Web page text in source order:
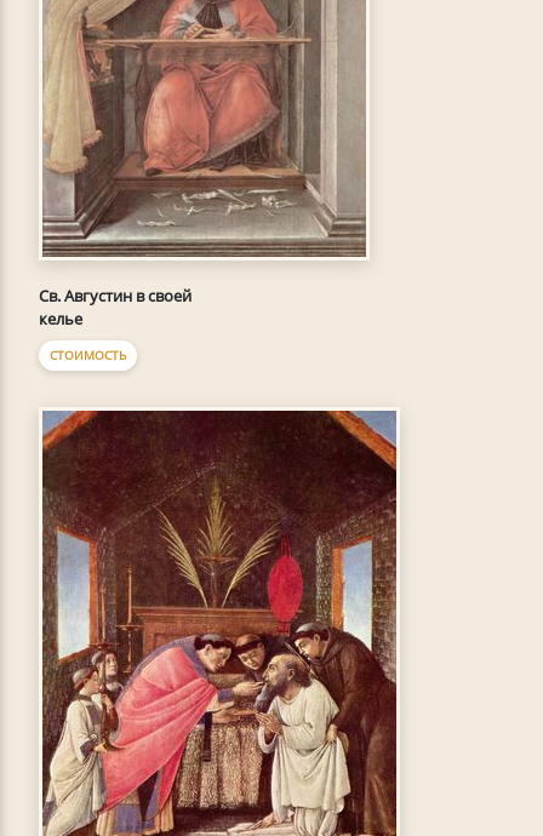
Св. Августин в своей
келье
СТОИМОСТЬ